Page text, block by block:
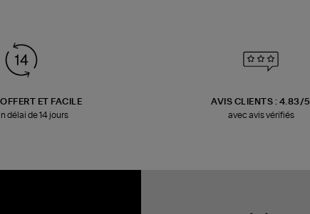
ET FACILE
délai de 14 jours
AVIS CLIENTS : 4.83/5
avec avis vérifiés